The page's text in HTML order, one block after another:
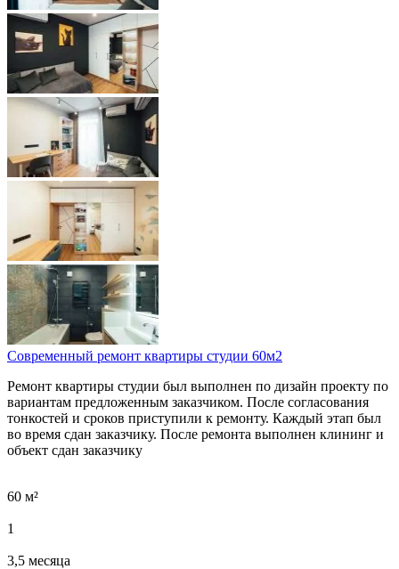
Современный ремонт квартиры студии 60м2
Ремонт квартиры студии был выполнен по дизайн проекту по
вариантам предложенным заказчиком. После согласования
тонкостей и сроков приступили к ремонту. Каждый этап был
во время сдан заказчику. После ремонта выполнен клининг и
объект сдан заказчику
60 м²
1
3,5 месяца